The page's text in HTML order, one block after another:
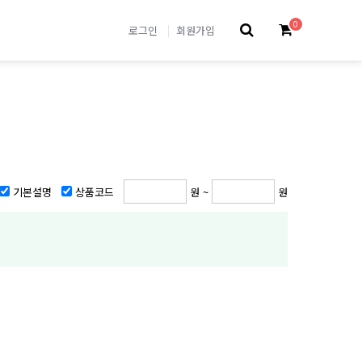
로그인 회원가입 0
기본설명 상품코드 원 ~ 원